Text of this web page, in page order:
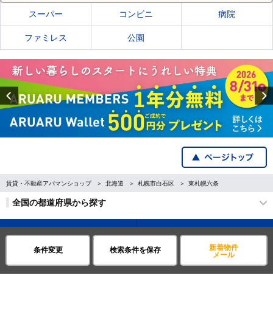
条件変更 検索条件を保存
新着物件
メール
スーパー コンビニ 病院
ファミレス 公園
Previous
賃貸・不動産アパマンショップ 北海道 札幌市白石区 東札幌六条
全国の都道府県から探す
企業・IR情報 サイトポリシー
運営会社について